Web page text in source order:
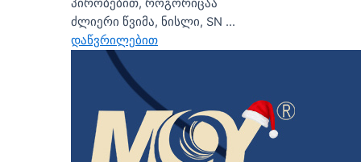
პირობებით, როგორიცაა
ძლიერი წვიმა, ნისლი, SN ...
დაწვრილებით